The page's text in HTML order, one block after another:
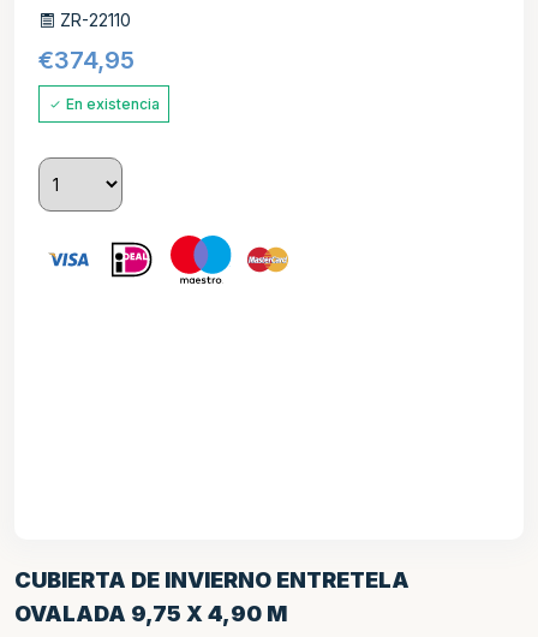
CUBIERTA DE INVIERNO ENTRETELA
OVALADA 9,75 X 4,90 M
ZR-22110
€374,95
En existencia